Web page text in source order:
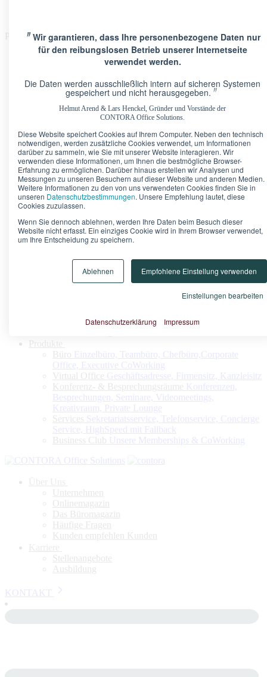
〃Wir garantieren, dass Ihre personenbezogene Daten nur
für den reibungslosen Betrieb unserer Internetseite
verwendet werden.
Die Daten werden ausschließlich intern auf sicheren Systemen
gespeichert und nicht herausgegeben.〃
Helmut Arend & Lars Henckel, Gründer und Vorstände der
CONTORA Office Solutions.
Diese Website speichert Cookies auf Ihrem Computer. Neben den technisch
notwendigen, werden zusätzliche Cookies verwendet, um Informationen
darüber zu sammeln, wie Sie mit unserer Website interagieren. Wir
verwenden diese Informationen, um Ihnen die bestmögliche Browser-
Erfahrung zu ermöglichen. Darüber hinaus erstellen wir Analysen und
Messungen zu unseren Besuchern auf dieser Website und anderen Medien.
Weitere Informationen zu den von uns verwendeten Cookies finden Sie in
unseren Datenschutzbestimmungen. Unsere Empfehlung lautet, diese
Cookies zuzulassen.
Wenn Sie dennoch ablehnen, werden Ihre Daten beim Besuch dieser
Website nicht erfasst. Ein einziges Cookie wird in Ihrem Browser verwendet,
um Ihre Entscheidung zu speichern.
Einstellungen bearbeiten
Empfohlene Einstellung verwenden
Ablehnen
Datenschutzerklärung Impressum
Please Update Your browser
Berlin · Upper West Kurfürstendamm 11
Düsseldorf · Kö-Quartier Breite Straße 22
Frankfurt · Marienturm Taunusanlage 9-10
Frankfurt · TaunusTurm Taunustor 1
Frankfurt · Winx Tower Neue Mainzer Straße 6-10
Hamburg · Alter WallAlter Wall 32
München · Palais an der Oper Maximilianstraße 2
Stuttgart · KronprinzenpalaisKönigstraße 38
BürokonfiguratorUnser Tipp
Konfigurieren Sie nach Ihrem Bedarf Ihr Virtuelles Büro oder
Produkte
Büro Einzelbüro, Teambüro, Chefbüro,Corporate
Office, Executive CoWorking
Virtual Office Geschäftsadresse, Firmensitz, Kanzleisitz
Konferenz- & Besprechungsräume Konferenzen,
Besprechungen, Seminare, Videomeetings,
Kreativraum, Private Lounge
Services Sekretariatsservice, Telefonservice, Concierge
Service, HighSpeed mit Fallback
Business Club Unsere Memberships & CoWorking
Unternehmen
Onlinemagazin
Das Büromagazin
Häufige Fragen
Kunden empfehlen Kunden
Stellenangebote
Ausbildung
KONTAKT